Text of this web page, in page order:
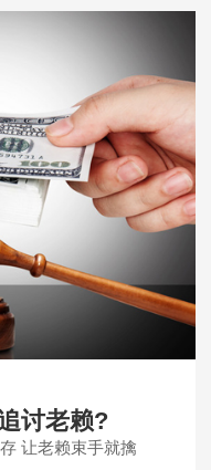
讨老赖?
让老赖束手就擒